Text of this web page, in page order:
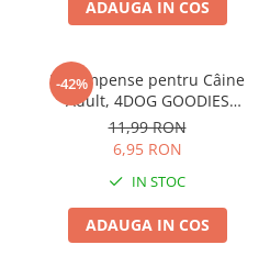
ADAUGA IN COS
-42%
Recompense pentru Câine
Adult, 4DOG GOODIES
Barbecue, Cotlete de Miel,
100g
11,99 RON
6,95 RON
IN STOC
ADAUGA IN COS